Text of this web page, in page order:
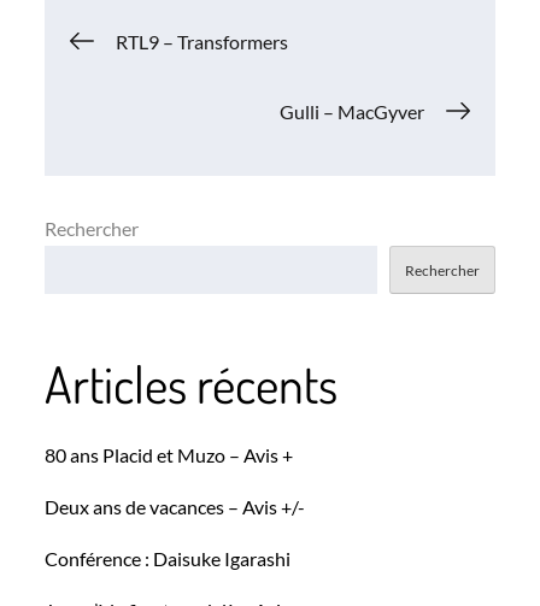
Navigation
RTL9 – Transformers
Gulli – MacGyver
Rechercher
Rechercher
Articles récents
80 ans Placid et Muzo – Avis +
Deux ans de vacances – Avis +/-
Conférence : Daisuke Igarashi